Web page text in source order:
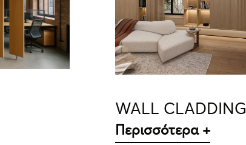
ΛΕΠΤΟΜΈΡΕΙΕΣ
WALL CLADDING
Περισσότερα +